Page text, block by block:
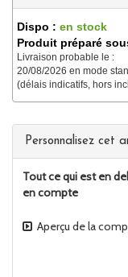
Dispo : en stock
Produit préparé
Livraison probable le :
20/08/2026 en mode
(délais indicatifs, hors
Personnalisez cet
Tout ce qui est en
en compte
Aperçu de la